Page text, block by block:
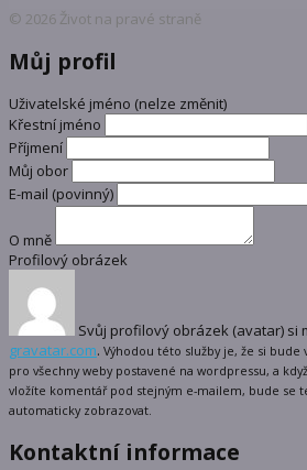
© 2026 Život na pravé straně
Můj profil
Uživatelské jméno (nelze změnit)
Křestní jméno
Příjmení
Můj obor
E-mail (povinný)
O mně
Profilový obrázek
Svůj profilový obrázek (avatar) si
gravatar.com. Výhodou této služby je, že si
pro všechny weby postavené na wordpressu, a
vložíte komentář pod stejným e-mailem, bude se
automaticky zobrazovat.
Kontaktní informace